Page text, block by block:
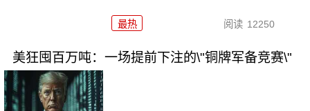
最热 阅读 12250
美狂囤百万吨：一场提前下注的\"铜牌军备竞赛\"